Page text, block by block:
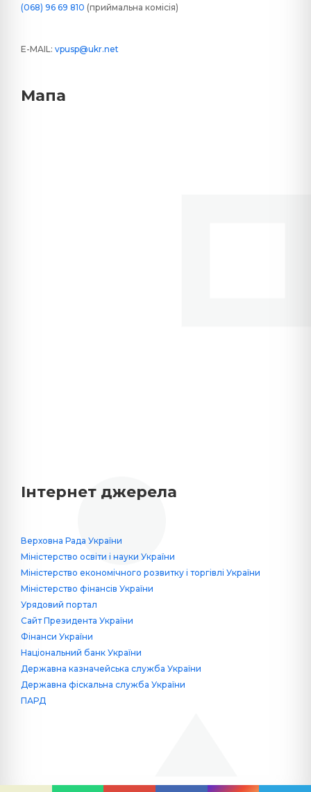
(068) 96 69 810 (приймальна комісія)
E-MAIL: vpusp@ukr.net
Мапа
Інтернет джерела
Верховна Рада України
Міністерство освіти і науки України
Міністерство економічного розвитку і торгівлі України
Міністерство фінансів України
Урядовий портал
Сайт Президента України
Фінанси України
Національний банк України
Державна казначейська служба України
Державна фіскальна служба України
ПАРД